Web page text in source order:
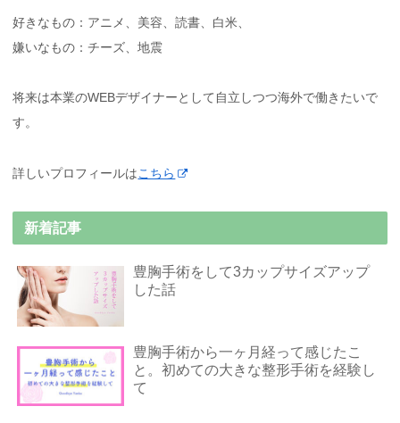
好きなもの：アニメ、美容、読書、白米、
嫌いなもの：チーズ、地震
将来は本業のWEBデザイナーとして自立しつつ海外で働きたいで
す。
詳しいプロフィールはこちら
新着記事
豊胸手術をして3カップサイズアップ
した話
豊胸手術から一ヶ月経って感じたこ
と。初めての大きな整形手術を経験し
て